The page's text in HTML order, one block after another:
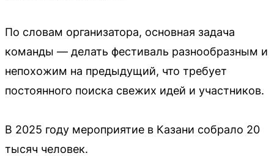
По словам организатора, основная задача
команды — делать фестиваль разнообразным и
непохожим на предыдущий, что требует
постоянного поиска свежих идей и участников.
В 2025 году мероприятие в Казани собрало 20
тысяч человек.